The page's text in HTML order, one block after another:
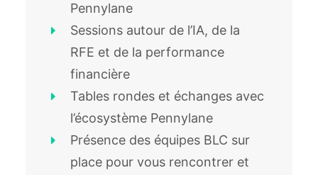
Pennylane
Sessions autour de l’IA, de la
RFE et de la performance
financière
Tables rondes et échanges avec
l’écosystème Pennylane
Présence des équipes BLC sur
place pour vous rencontrer et